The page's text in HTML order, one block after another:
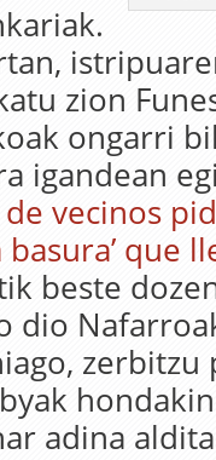
zion
ongarri
igandean
vecinos
que
beste
dio
zerbitzu
adina